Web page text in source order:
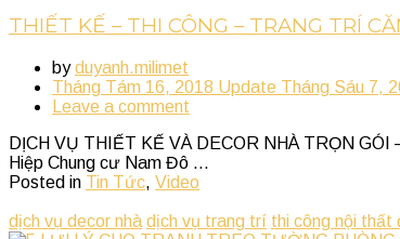
THIẾT KẾ – THI CÔNG – TRANG TRÍ
byduyanh.milimet
Tháng Tám 16, 2018 Update Tháng Sáu 7,
Leave a comment
DỊCH VỤ THIẾT KẾ VÀ DECOR NHÀ TRỌN
Hiệp Chung cư Nam Đô ...
Posted in Tin Tức, Video
dịch vụ decor nhà dịch vụ trang trí thi công nội thất